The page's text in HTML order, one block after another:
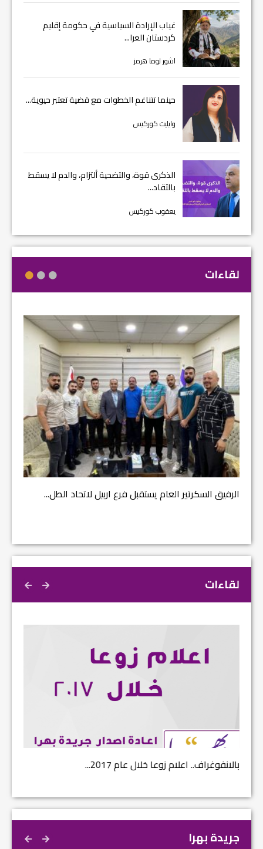
غياب الإرادة السياسية في حكومة إقليم
كردستان العرا...
اشور توما هرمز
حينما تتناغم الخطوات مع قضية تعتبر حيوية...
وايليت كوركيس
الذكرى قوة، والتضحية ألتزام، والدم لا يسقط
بالتقاد...
يعقوب كوركيس
لقاءات
الرفيق السكرتير العام يستقبل فرع اربيل لاتحاد الطل...
لقاءات
بالانفوغراف.. اعلام زوعا خلال عام 2017...
جريدة بهرا